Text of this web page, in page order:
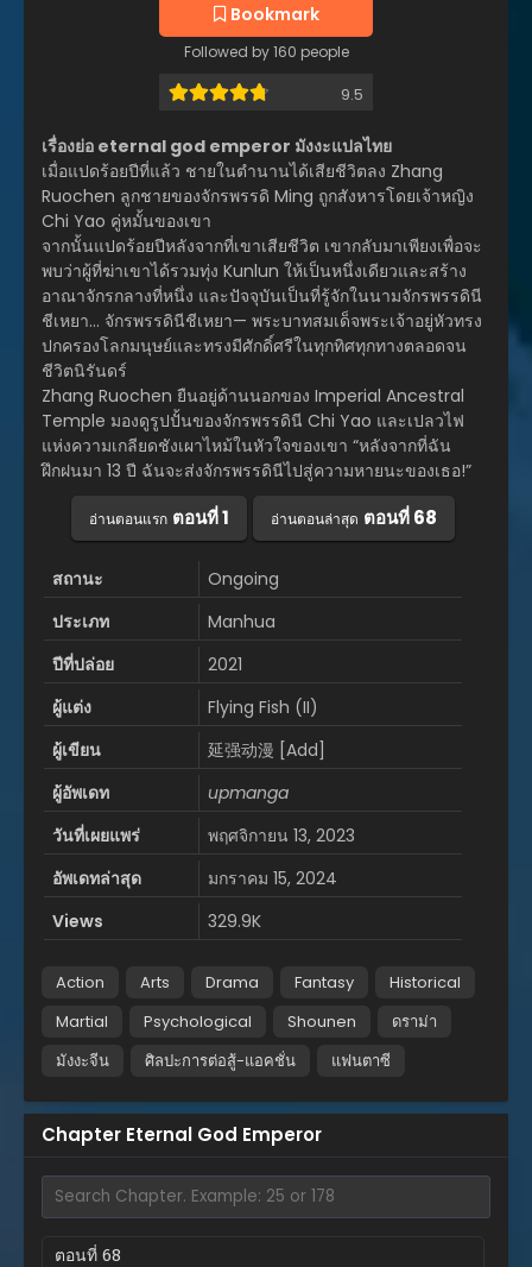
Bookmark
Followed by 160 people
9.5
เรื่องย่อ eternal god emperor มังงะแปลไทย
เมื่อแปดร้อยปีที่แล้ว ชายในตำนานได้เสียชีวิตลง Zhang
Ruochen ลูกชายของจักรพรรดิ Ming ถูกสังหารโดยเจ้าหญิง
Chi Yao คู่หมั้นของเขา
จากนั้นแปดร้อยปีหลังจากที่เขาเสียชีวิต เขากลับมาเพียงเพื่อจะ
พบว่าผู้ที่ฆ่าเขาได้รวมทุ่ง Kunlun ให้เป็นหนึ่งเดียวและสร้าง
อาณาจักรกลางที่หนึ่ง และปัจจุบันเป็นที่รู้จักในนามจักรพรรดินี
ชีเหยา… จักรพรรดินีชีเหยา— พระบาทสมเด็จพระเจ้าอยู่หัวทรง
ปกครองโลกมนุษย์และทรงมีศักดิ์ศรีในทุกทิศทุกทางตลอดจน
ชีวิตนิรันดร์
Zhang Ruochen ยืนอยู่ด้านนอกของ Imperial Ancestral
Temple มองดูรูปปั้นของจักรพรรดินี Chi Yao และเปลวไฟ
แห่งความเกลียดชังเผาไหม้ในหัวใจของเขา “หลังจากที่ฉัน
ฝึกฝนมา 13 ปี ฉันจะส่งจักรพรรดินีไปสู่ความหายนะของเธอ!”
อ่านตอนแรก ตอนที่ 1 อ่านตอนล่าสุด ตอนที่ 68
สถานะ
Ongoing
ประเภท
Manhua
ปีที่ปล่อย
2021
ผู้แต่ง
Flying Fish (II)
ผู้เขียน
延强动漫 [Add]
ผู้อัพเดท
upmanga
วันที่เผยแพร่
พฤศจิกายน 13, 2023
อัพเดทล่าสุด
มกราคม 15, 2024
Views
329.9K
Action Arts Drama Fantasy
Historical
Martial
Psychological Shounen
ดราม่า
มังงะจีน
ศิลปะการต่อสู้-แอคชั่น แฟนตาซี
Chapter Eternal God Emperor
ตอนที่ 68